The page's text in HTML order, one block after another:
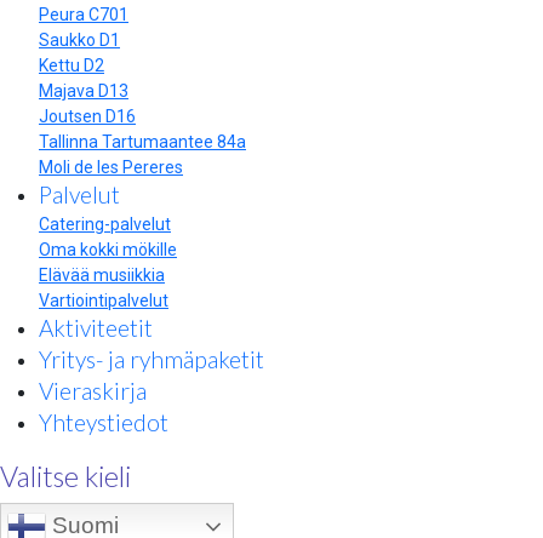
Peura C701
Saukko D1
Kettu D2
Majava D13
Joutsen D16
Tallinna Tartumaantee 84a
Moli de les Pereres
Palvelut
Catering-palvelut
Oma kokki mökille
Elävää musiikkia
Vartiointipalvelut
Aktiviteetit
Yritys- ja ryhmäpaketit
Vieraskirja
Yhteystiedot
Valitse kieli
Suomi